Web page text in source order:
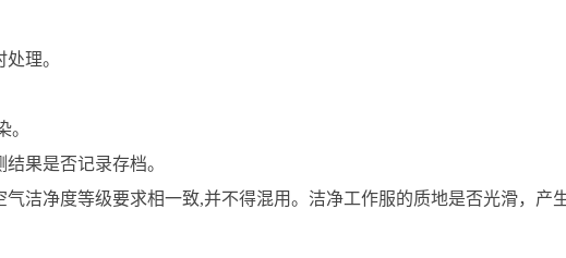
理。
。
果是否记录存档。
洁净度等级要求相一致,并不得混用。洁净工作服的质地是否光滑，产